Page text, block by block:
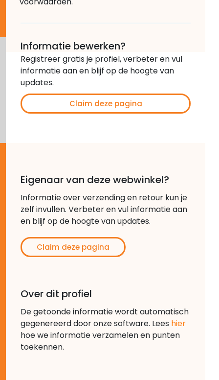
Informatie bewerken?
Registreer gratis je profiel, verbeter en vul
informatie aan en blijf op de hoogte van
updates.
Claim deze pagina
Eigenaar van deze webwinkel?
Informatie over verzending en retour kun je
zelf invullen. Verbeter en vul informatie aan
en blijf op de hoogte van updates.
Claim deze pagina
Over dit profiel
De getoonde informatie wordt automatisch
gegenereerd door onze software. Lees hier
hoe we informatie verzamelen en punten
toekennen.